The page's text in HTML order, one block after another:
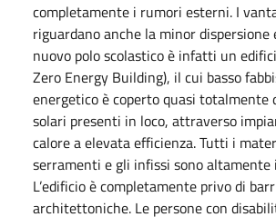
completamente i rumori esterni. I
riguardano anche la minor dispersione
nuovo polo scolastico è infatti un
Zero Energy Building), il cui basso
energetico è coperto quasi totalmente
solari presenti in loco, attraverso
calore a elevata efficienza. Tutti i
serramenti e gli infissi sono altamente
L’edificio è completamente privo di
architettoniche. Le persone con